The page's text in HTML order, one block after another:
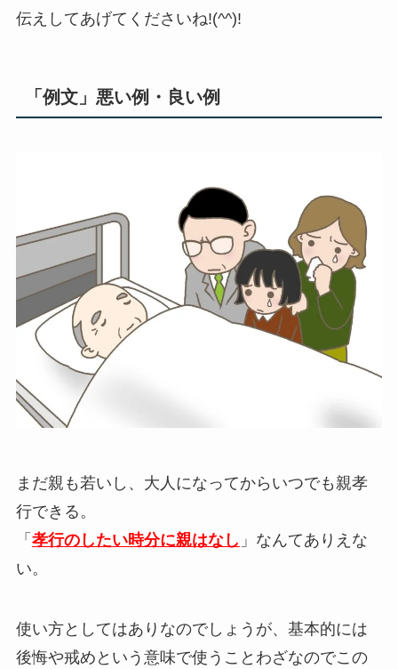
伝えしてあげてくださいね!(^^)!
「例文」悪い例・良い例
まだ親も若いし、大人になってからいつでも親孝
行できる。
「 孝行のしたい時分に親はなし 」なんてありえな
い。
使い方としてはありなのでしょうが、基本的には
後悔や戒めという意味で使うことわざなのでこの